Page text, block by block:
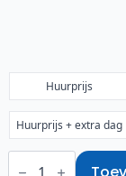
€100,00
Huurprijs
Huurprijs + extra dag
Springkussen
Sea